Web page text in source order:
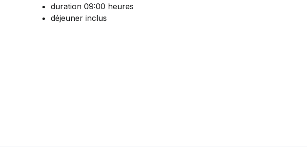
duration 09:00 heures
déjeuner inclus